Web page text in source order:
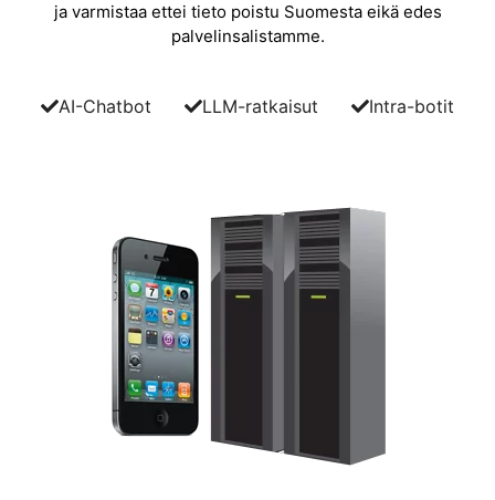
ja varmistaa ettei tieto poistu Suomesta eikä edes
palvelinsalistamme.
AI-Chatbot LLM-ratkaisut Intra-botit